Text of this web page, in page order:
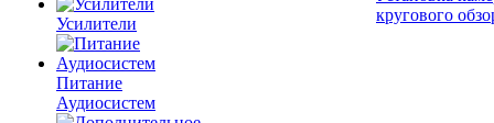
Усилители
Питание
Аудиосистем
кругового